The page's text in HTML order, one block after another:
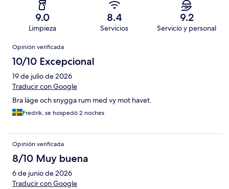
9.0
Limpieza
8.4
Servicios
9.2
Servicio y personal
Opiniones
Opinión verificada
10/10 Excepcional
19 de julio de 2026
Traducir con Google
Bra läge och snygga rum med vy mot havet.
Fredrik, se hospedó 2 noches
Opinión verificada
8/10 Muy buena
6 de junio de 2026
Traducir con Google